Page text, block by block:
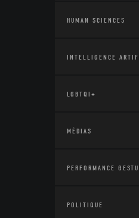
HUMAN SCIENCES
INTELLIGENCE
LGBTQI+
MÉDIAS
PERFORMANCE
POLITIQUE